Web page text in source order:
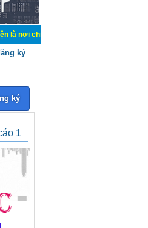
sẽ kiến thức kinh nghiệm trong lãnh
ký
ký
1